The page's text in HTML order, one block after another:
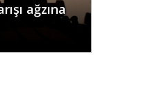
ağzına